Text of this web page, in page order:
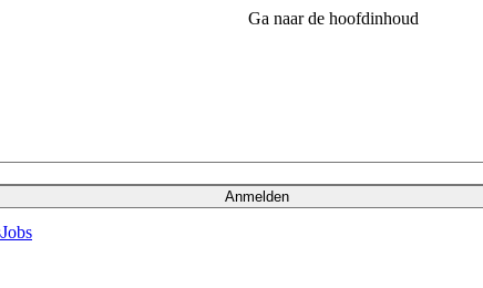
Ga naar de hoofdinhoud
Anmelden
Jobs